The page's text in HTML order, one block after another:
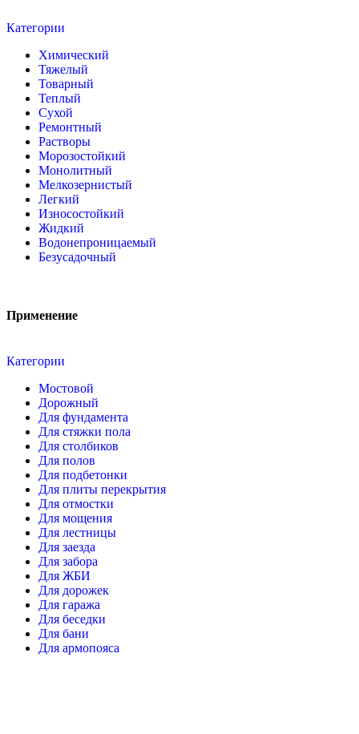
Категории
Химический
Тяжелый
Товарный
Теплый
Сухой
Ремонтный
Растворы
Морозостойкий
Монолитный
Мелкозернистый
Легкий
Износостойкий
Жидкий
Водонепроницаемый
Безусадочный
Применение
Категории
Мостовой
Дорожный
Для фундамента
Для стяжки пола
Для столбиков
Для полов
Для подбетонки
Для плиты перекрытия
Для отмостки
Для мощения
Для лестницы
Для заезда
Для забора
Для ЖБИ
Для дорожек
Для гаража
Для беседки
Для бани
Для армопояса